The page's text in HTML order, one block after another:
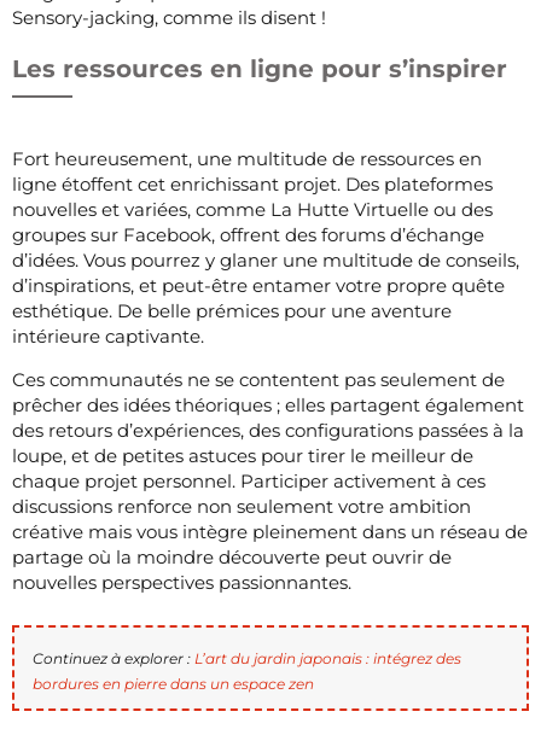
Sensory-jacking, comme ils disent !
Les ressources en ligne pour s’inspirer
Fort heureusement, une multitude de ressources en
ligne étoffent cet enrichissant projet. Des plateformes
nouvelles et variées, comme La Hutte Virtuelle ou des
groupes sur Facebook, offrent des forums d’échange
d’idées. Vous pourrez y glaner une multitude de conseils,
d’inspirations, et peut-être entamer votre propre quête
esthétique. De belle prémices pour une aventure
intérieure captivante.
Ces communautés ne se contentent pas seulement de
prêcher des idées théoriques ; elles partagent également
des retours d’expériences, des configurations passées à la
loupe, et de petites astuces pour tirer le meilleur de
chaque projet personnel. Participer activement à ces
discussions renforce non seulement votre ambition
créative mais vous intègre pleinement dans un réseau de
partage où la moindre découverte peut ouvrir de
nouvelles perspectives passionnantes.
Continuez à explorer : L’art du jardin japonais : intégrez des
bordures en pierre dans un espace zen